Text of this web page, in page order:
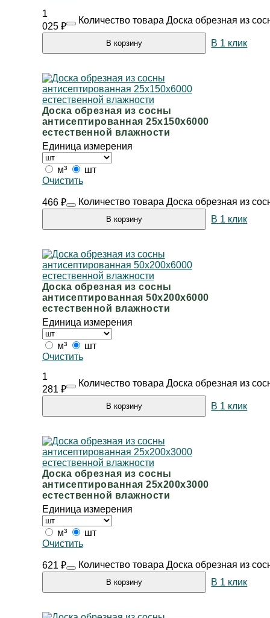
1
025 ₽
Количество товара Доска обрезная из
В корзину В 1 клик
Доска обрезная из сосны
антисептированная 25х150х6000
естественной влажности
Единица измерения
м³
шт
Очистить
466 ₽ Количество товара Доска обрезная из
В корзину В 1 клик
Доска обрезная из сосны
антисептированная 50х200х6000
естественной влажности
Единица измерения
м³
шт
Очистить
1
281 ₽
Количество товара Доска обрезная из
В корзину В 1 клик
Доска обрезная из сосны
антисептированная 25х200х3000
естественной влажности
Единица измерения
м³
шт
Очистить
621 ₽ Количество товара Доска обрезная из
В корзину В 1 клик